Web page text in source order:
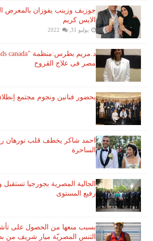
جوزيف وزينب يفوزان بالمعرض
الايس كريم
يوليو 31, 2022
مصر فى علاج القروح
بحضور فنانين ونجوم مجتمع
احمد شاكر يخطف قلب نورهان
الساحرة
الجالية المصرية بجورجيا
رفيع المستوى
بسبب منعها من الحصول على
التنس​ المصريّة ​ميار شريف​ من